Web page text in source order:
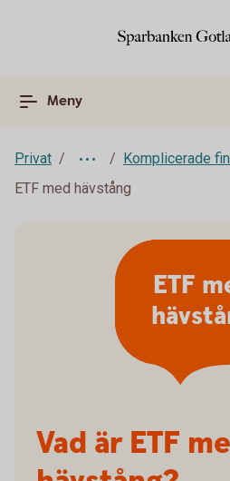
Meny
Privat
Komplicerade
ETF med hävstång
Vad är ETF
ETF